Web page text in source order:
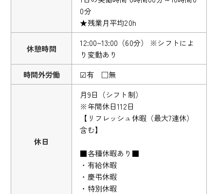
0分
★残業月平均20h
休憩時間
12:00~13:00（60分） ※シフトによ
り変動あり
時間外労働
☑有 □無
休日
月9日（シフト制）
※年間休日112日
【リフレッシュ休暇（最大7連休）
含む】
■各種休暇あり■
・有給休暇
・慶弔休暇
・特別休暇